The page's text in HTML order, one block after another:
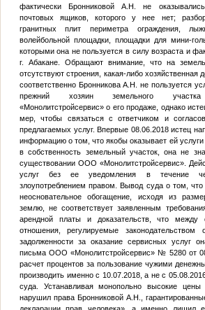
фактически Бронниковой А.Н. не
почтовых ящиков, которого у нее нет;
гранитных плит периметра ограждения,
волейбольной площадки, площадки для мини-
которыми она не пользуется в силу возраста и
г. Абакане. Обращают внимание, что на
отсутствуют строения, какая-либо хозяйственная
соответственно Бронникова А.Н. не пользуется
прежний хозяин земельного
«Монолитстройсервис» о его продаже, однако
мер, чтобы связаться с ответчиком и
предлагаемых услуг. Впервые 08.06.2018 истец
информацию о том, что якобы оказывает ей услуги
в собственность земельный участок, она не
существовании ООО «Монолитстройсервис».
услуг без ее уведомления в течение
злоупотреблением правом. Вывод суда о том, что
неосновательное обогащение, исходя из
землю, не соответствует заявленным
арендной платы и доказательств, что между
отношения, регулируемые
задолженности за оказание сервисных услуг
письма ООО «Монолитстройсервис» № 5280 от
расчет процентов за пользование чужими
производить именно с 10.07.2018, а не с
суда. Устанавливая монопольно высокие
нарушил права Бронниковой А.Н.,